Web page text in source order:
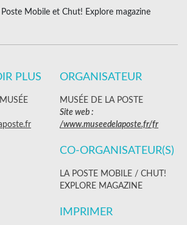
Mobile et Chut! Explore magazine
PLUS ORGANISATEUR
MUSÉE DE LA POSTE
Site web :
/www.museedelaposte.fr/fr
CO-ORGANISATEUR(S)
LA POSTE MOBILE / CHUT!
EXPLORE MAGAZINE
IMPRIMER